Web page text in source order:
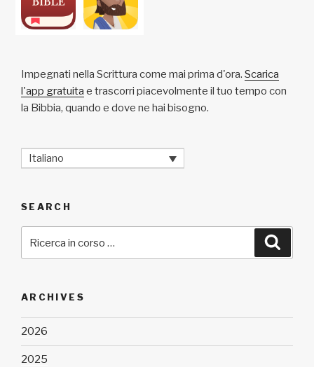
Impegnati nella Scrittura come mai prima d'ora. Scarica
l'app gratuita e trascorri piacevolmente il tuo tempo con
la Bibbia, quando e dove ne hai bisogno.
Italiano
SEARCH
ARCHIVES
2026
2025